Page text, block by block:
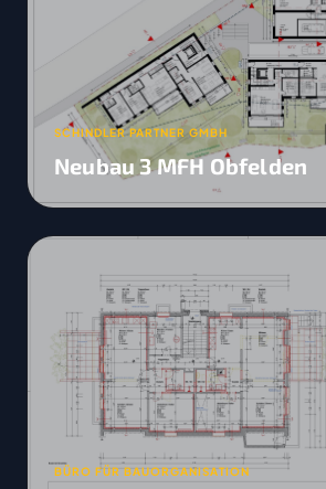
SCHINDLER PARTNER GMBH
Neubau 3 MFH Obfelden
BÜRO FÜR BAUORGANISATION